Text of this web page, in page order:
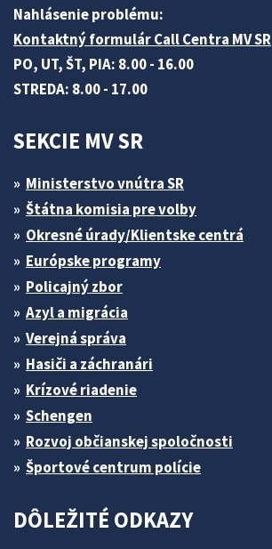
Nahlásenie problému:
Kontaktný formulár Call Centra MV SR
PO, UT, ŠT, PIA: 8.00 - 16.00
STREDA: 8.00 - 17.00
SEKCIE MV SR
Ministerstvo vnútra SR
Štátna komisia pre volby
Okresné úrady/Klientske centrá
Európske programy
Policajný zbor
Azyl a migrácia
Verejná správa
Hasiči a záchranári
Krízové riadenie
Schengen
Rozvoj občianskej spoločnosti
Športové centrum polície
DÔLEŽITÉ ODKAZY